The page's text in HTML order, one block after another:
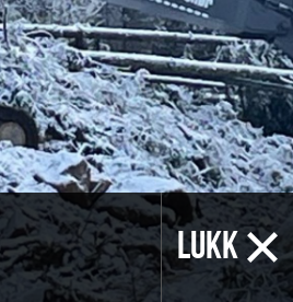
LUKK